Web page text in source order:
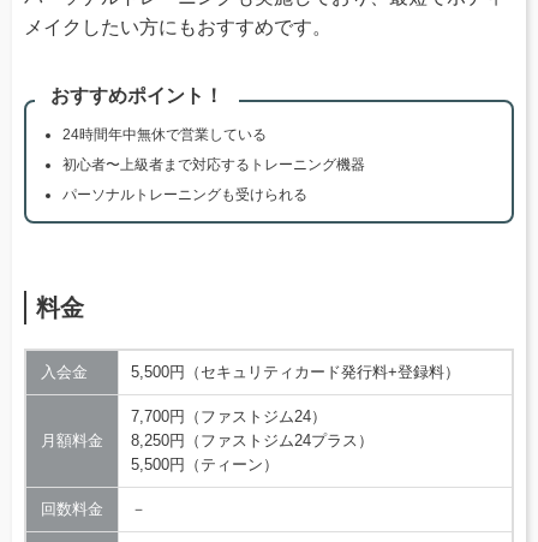
メイクしたい方にもおすすめです。
おすすめポイント！
24時間年中無休で営業している
初心者〜上級者まで対応するトレーニング機器
パーソナルトレーニングも受けられる
料金
入会金 5,500円（セキュリティカード発行料+登録料）
月額料金
7,700円（ファストジム24）
8,250円（ファストジム24プラス）
5,500円（ティーン）
回数料金 －